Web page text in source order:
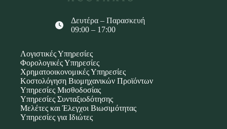
Δευτέρα – Παρασκευή
09:00 – 17:00
Λογιστικές Υπηρεσίες
Φορολογικές Υπηρεσίες
Χρηματοοικονομικές Υπηρεσίες
Κοστολόγηση Βιομηχανικών Προϊόντων
Υπηρεσίες Μισθοδοσίας
Υπηρεσίες Συνταξιοδότησης
Μελέτες και Έλεγχοι Βιωσιμότητας
Υπηρεσίες για Ιδιώτες